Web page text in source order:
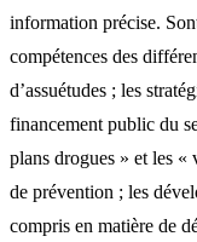
information précise.
compétences des
d’assuétudes ; les
financement public du
plans drogues » et les «
de prévention ; les
compris en matière de